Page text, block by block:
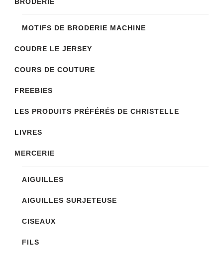
options
peuvent
choisies
MOTIFS DE BRODERIE MACHINE
COUDRE LE JERSEY
COURS DE COUTURE
FREEBIES
LES PRODUITS PRÉFÉRÉS DE CHRISTELLE
LIVRES
MERCERIE
AIGUILLES
AIGUILLES SURJETEUSE
CISEAUX
FILS